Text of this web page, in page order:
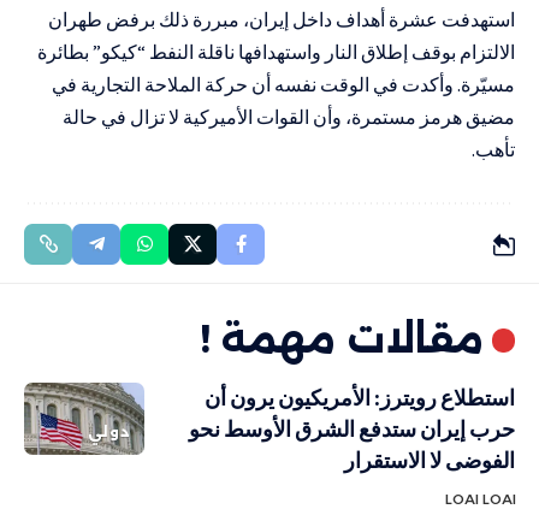
استهدفت عشرة أهداف داخل إيران، مبررة ذلك برفض طهران
الالتزام بوقف إطلاق النار واستهدافها ناقلة النفط “كيكو” بطائرة
مسيّرة. وأكدت في الوقت نفسه أن حركة الملاحة التجارية في
مضيق هرمز مستمرة، وأن القوات الأميركية لا تزال في حالة
تأهب.
مقالات مهمة !
دولي
استطلاع رويترز: الأمريكيون يرون أن
حرب إيران ستدفع الشرق الأوسط نحو
الفوضى لا الاستقرار
LOAI LOAI